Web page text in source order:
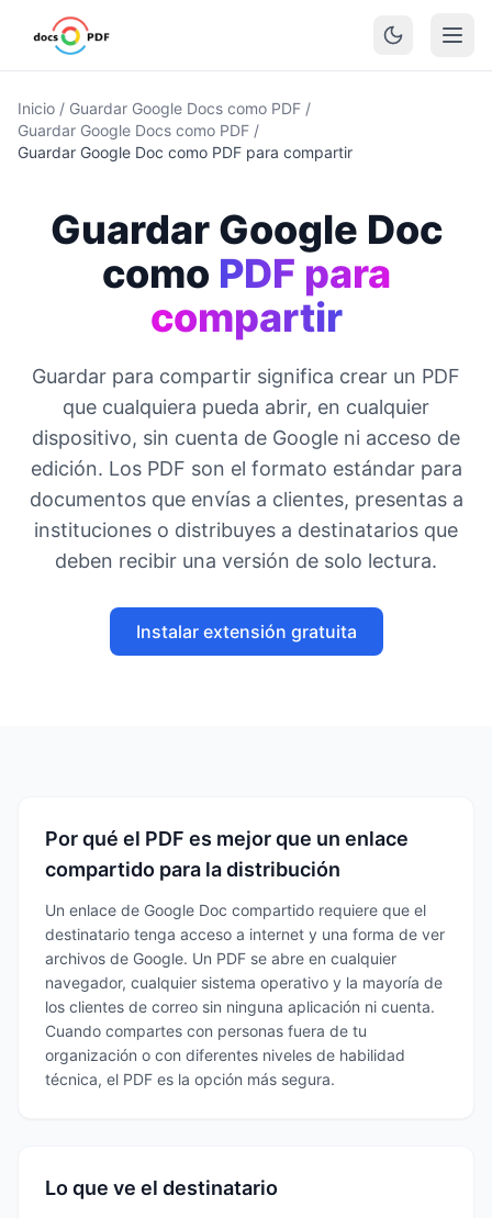
Inicio / Guardar Google Docs como PDF /
Guardar Google Docs como PDF /
Guardar Google Doc como PDF para compartir
Guardar Google Doc
como PDF para
compartir
Guardar para compartir significa crear un PDF
que cualquiera pueda abrir, en cualquier
dispositivo, sin cuenta de Google ni acceso de
edición. Los PDF son el formato estándar para
documentos que envías a clientes, presentas a
instituciones o distribuyes a destinatarios que
deben recibir una versión de solo lectura.
Instalar extensión gratuita
Por qué el PDF es mejor que un enlace
compartido para la distribución
Un enlace de Google Doc compartido requiere que el
destinatario tenga acceso a internet y una forma de ver
archivos de Google. Un PDF se abre en cualquier
navegador, cualquier sistema operativo y la mayoría de
los clientes de correo sin ninguna aplicación ni cuenta.
Cuando compartes con personas fuera de tu
organización o con diferentes niveles de habilidad
técnica, el PDF es la opción más segura.
Lo que ve el destinatario